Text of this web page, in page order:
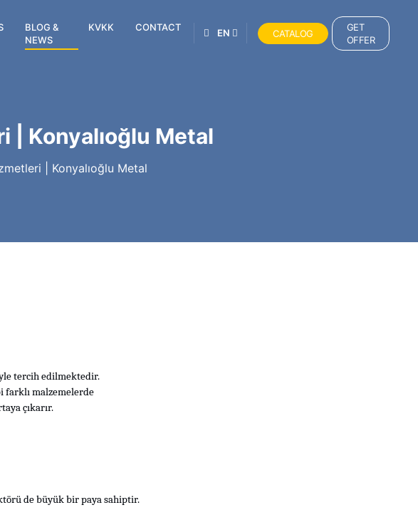
BLOG &
NEWS
KVKK CONTACT
EN CATALOG
GET
OFFER
| Konyalıoğlu Metal
| Konyalıoğlu Metal
tercih edilmektedir.
farklı malzemelerde
çıkarır.
de büyük bir paya sahiptir.